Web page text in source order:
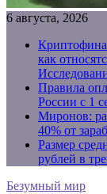
6 августа, 2026
как
Правила
России с 1
Миронов:
40% от
Размер
рублей в
Безумный мир